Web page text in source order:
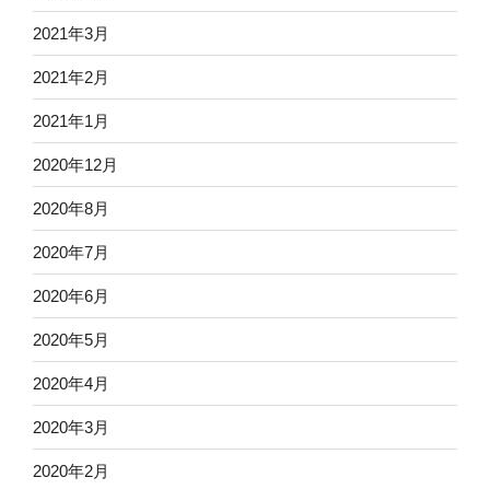
2021年3月
2021年2月
2021年1月
2020年12月
2020年8月
2020年7月
2020年6月
2020年5月
2020年4月
2020年3月
2020年2月